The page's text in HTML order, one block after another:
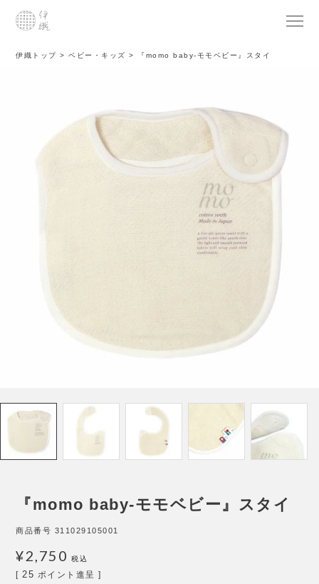
伊織トップ ベビー・キッズ 『momo baby-モモベビー』スタイ
『momo baby-モモベビー』スタイ
商品番号 311029105001
¥2,750 税込
[ 25 ポイント進呈 ]